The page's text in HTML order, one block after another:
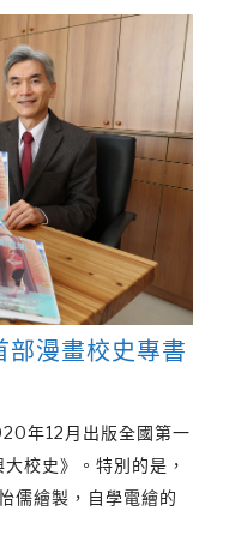
部漫畫校史專書
年12月出版全國第一
校史》。特別的是，
儒繪製，自學電繪的